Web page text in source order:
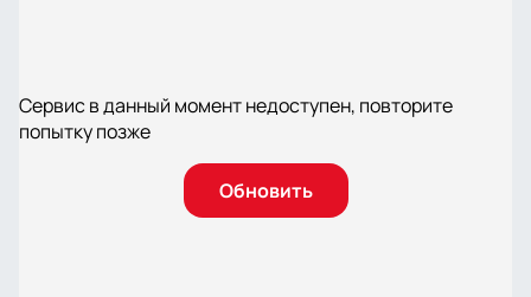
Сервис в данный момент недоступен, повторите
попытку позже
Обновить